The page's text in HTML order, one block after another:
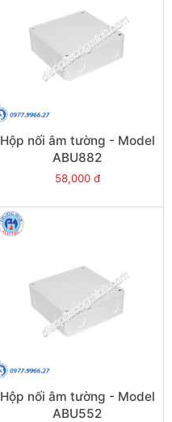
Hộp nối âm tường - Model
ABU882
58,000 đ
Hộp nối âm tường - Model
ABU552